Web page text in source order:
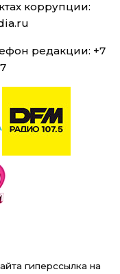
коррупции:
редакции: +7
гиперссылка на